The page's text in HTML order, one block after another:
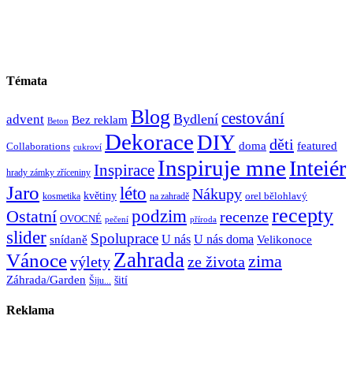
Témata
advent Beton Bez reklam Blog Bydlení cestování
Collaborations cukroví DekoraceDIY doma děti featured
hrady zámky zříceniny Inspirace Inspiruje mneInteiér
Jaro kosmetika květiny léto na zahradě Nákupy orel bělohlavý
Ostatní OVOCNÉ pečení podzim příroda recenzerecepty
slider snídaně Spoluprace U nás U nás doma Velikonoce
Vánocevýlety Zahrada ze života zima
Záhrada/Garden Šiju... šití
Reklama